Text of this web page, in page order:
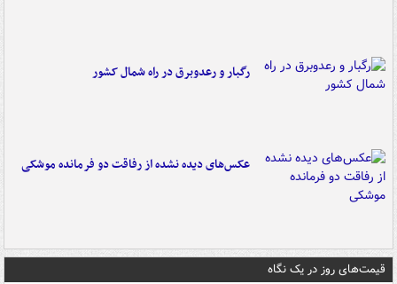
رگبار و رعدوبرق در راه شمال کشور
عکس‌های دیده نشده از رفاقت دو فرمانده‌ موشکی
قیمت‌های روز در یک نگاه